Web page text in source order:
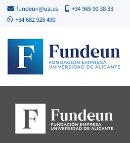
fundeun@ua.es
+34 965 90 38 33
+34 682 928 490